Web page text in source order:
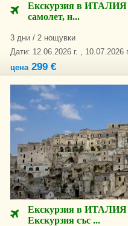
Екскурзия в ИТАЛИЯ
самолет, н...
3 дни / 2 нощувки
Дати: 12.06.2026 г. , 10.07.2026
цена299 €
Екскурзия в
Екскурзия със ...